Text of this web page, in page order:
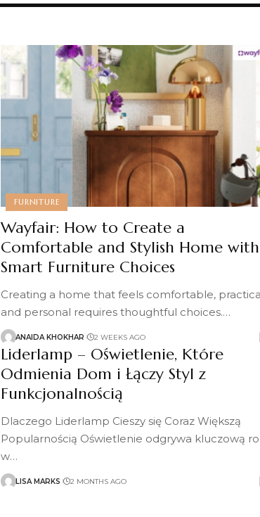
FURNITURE
Wayfair: How to Create a
Comfortable and Stylish Home with
Smart Furniture Choices
Creating a home that feels comfortable,
and personal requires thoughtful choices.…
ANAIDA KHOKHAR 2 WEEKS AGO
Liderlamp – Oświetlenie, Które
Odmienia Dom i Łączy Styl z
Funkcjonalnością
Dlaczego Liderlamp Cieszy się Coraz Większą
Popularnością Oświetlenie odgrywa kluczową
w…
LISA MARKS 2 MONTHS AGO